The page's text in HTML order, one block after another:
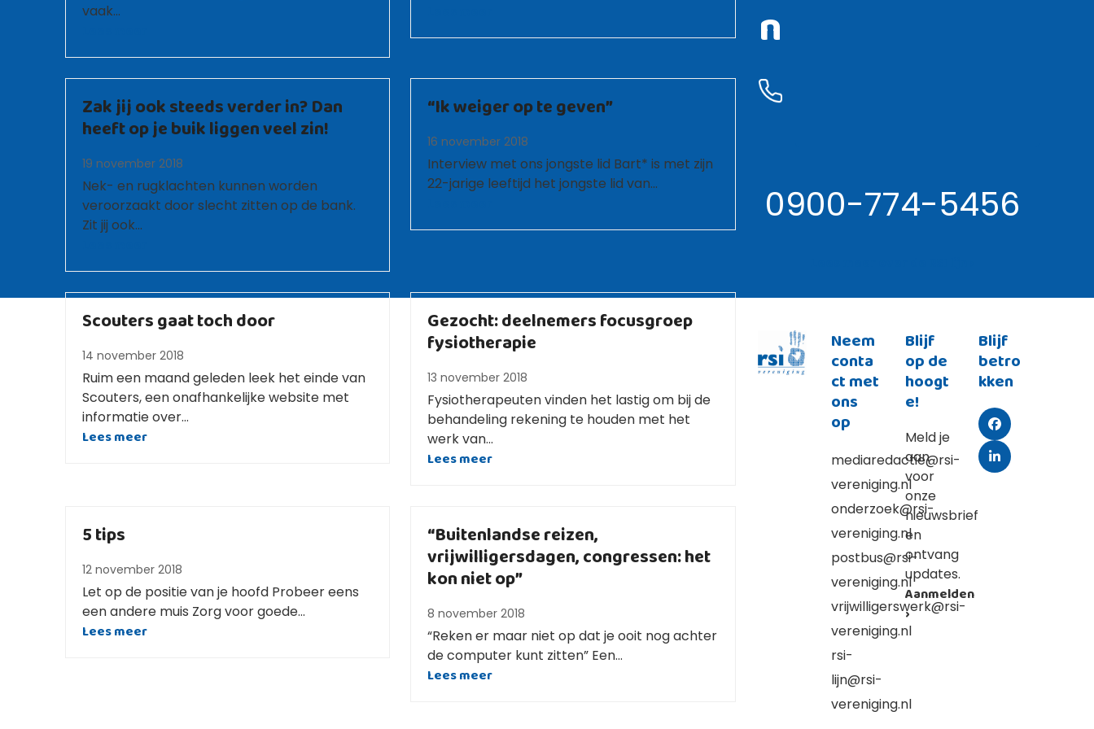
vaak…
Zak jij ook steeds verder in? Dan
heeft op je buik liggen veel zin!
19 november 2018
Nek- en rugklachten kunnen worden
veroorzaakt door slecht zitten op de bank.
Zit jij ook…
“Ik weiger op te geven”
16 november 2018
Interview met ons jongste lid Bart* is met zijn
22-jarige leeftijd het jongste lid van…
Scouters gaat toch door
14 november 2018
Ruim een maand geleden leek het einde van
Scouters, een onafhankelijke website met
informatie over…
Lees meer
Gezocht: deelnemers focusgroep
fysiotherapie
13 november 2018
Fysiotherapeuten vinden het lastig om bij de
behandeling rekening te houden met het
werk van…
Lees meer
5 tips
12 november 2018
Let op de positie van je hoofd Probeer eens
een andere muis Zorg voor goede…
Lees meer
“Buitenlandse reizen,
vrijwilligersdagen, congressen: het
kon niet op”
8 november 2018
“Reken er maar niet op dat je ooit nog achter
de computer kunt zitten” Een…
Lees meer
n
0900-774-5456
Neem
conta
ct met
ons
op
mediaredactie@rsi-
vereniging.nl
onderzoek@rsi-
vereniging.nl
postbus@rsi-
vereniging.nl
vrijwilligerswerk@rsi-
vereniging.nl
rsi-
lijn@rsi-
vereniging.nl
Blijf
op de
hoogt
e!
Meld je
aan
voor
onze
nieuwsbrief
en
ontvang
updates.
Aanmelden
›
Blijf
betro
kken
Facebook
LinkedIn